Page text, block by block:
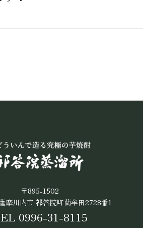
〒895-1502
摩川内市 祁答院町藺牟田2728番1
0996-31-8115